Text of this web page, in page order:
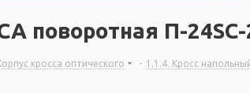
поворотная П-24SC-
кросса оптического - 1.1.4. Кросс